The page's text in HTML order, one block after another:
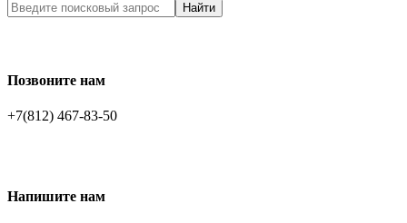
Найти
Позвоните нам
+7(812) 467-83-50
Напишите нам